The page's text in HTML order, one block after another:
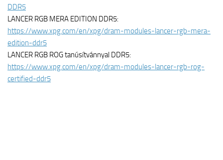
DDR5
LANCER RGB MERA EDITION DDR5:
https://www.xpg.com/en/xpg/dram-modules-lancer-rgb-mera-
edition-ddr5
LANCER RGB ROG tanúsítvánnyal DDR5:
https://www.xpg.com/en/xpg/dram-modules-lancer-rgb-rog-
certified-ddr5